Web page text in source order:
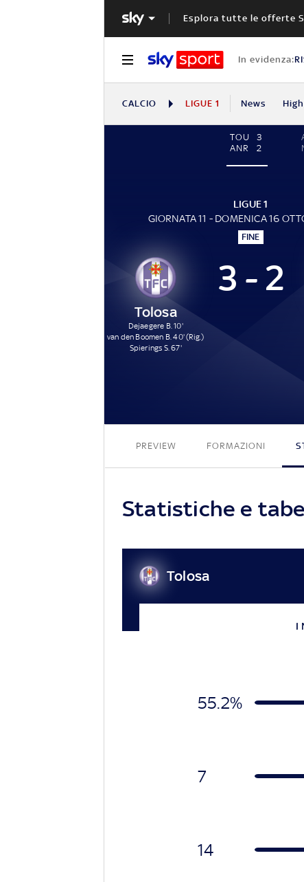
Esplora tutte le offerte
In evidenza:
CALCIO LIGUE 1 News
TOU
3
ANR
2
LIGUE 1
GIORNATA 11 - DOMENICA 16
FINE
Tolosa
Dejaegere B. 10'
van den Boomen B. 40' (Rig.)
Spierings S. 67'
3 - 2
PREVIEW FORMAZIONI
Statistiche e
Tolosa
I
55.2%
7
14